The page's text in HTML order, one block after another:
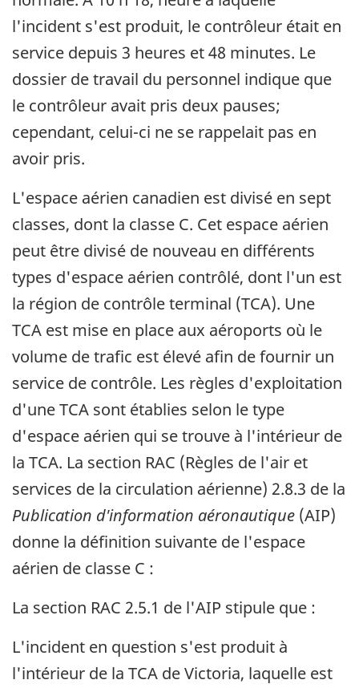
l'incident s'est produit, le contrôleur était en
service depuis 3 heures et 48 minutes. Le
dossier de travail du personnel indique que
le contrôleur avait pris deux pauses;
cependant, celui-ci ne se rappelait pas en
avoir pris.
L'espace aérien canadien est divisé en sept
classes, dont la classe C. Cet espace aérien
peut être divisé de nouveau en différents
types d'espace aérien contrôlé, dont l'un est
la région de contrôle terminal (TCA). Une
TCA est mise en place aux aéroports où le
volume de trafic est élevé afin de fournir un
service de contrôle. Les règles d'exploitation
d'une TCA sont établies selon le type
d'espace aérien qui se trouve à l'intérieur de
la TCA. La section RAC (Règles de l'air et
services de la circulation aérienne) 2.8.3 de la
Publication d'information aéronautique (AIP)
donne la définition suivante de l'espace
aérien de classe C :
La section RAC 2.5.1 de l'AIP stipule que :
L'incident en question s'est produit à
l'intérieur de la TCA de Victoria, laquelle est